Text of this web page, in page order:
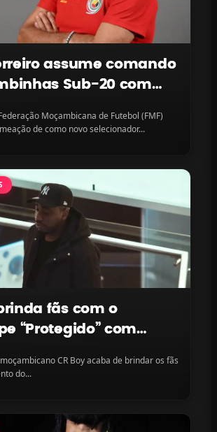
assume comando
Sub-20 com
Moçambicana de Futebol (FMF)
de como novo selecionador...
fãs com o
“Protegido” com
CR Boy acaba de brindar os fãs
do...